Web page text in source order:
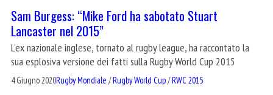
Sam Burgess: “Mike Ford ha sabotato Stuart
Lancaster nel 2015”
L'ex nazionale inglese, tornato al rugby league, ha raccontato la
sua esplosiva versione dei fatti sulla Rugby World Cup 2015
4 Giugno 2020Rugby Mondiale /Rugby World Cup/RWC 2015